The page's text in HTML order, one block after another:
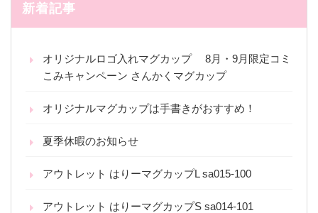
新着記事
オリジナルロゴ入れマグカップ 8月・9月限定コミ
こみキャンペーン さんかくマグカップ
オリジナルマグカップは手書きがおすすめ！
夏季休暇のお知らせ
アウトレット はりーマグカップL sa015-100
アウトレット はりーマグカップS sa014-101